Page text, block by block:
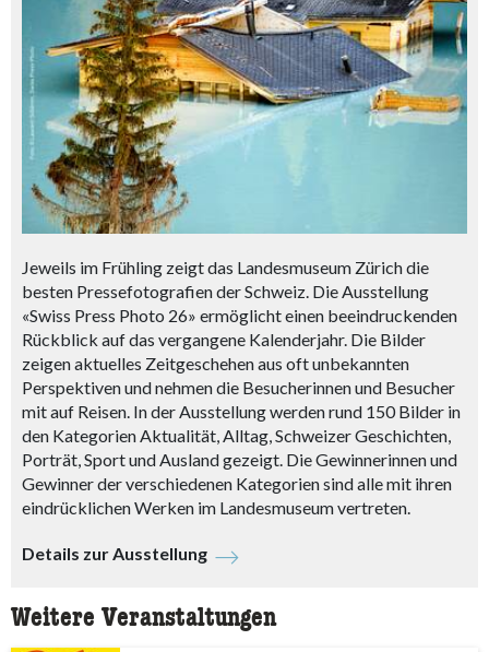
Jeweils im Frühling zeigt das Landesmuseum Zürich die
besten Pressefotografien der Schweiz. Die Ausstellung
«Swiss Press Photo 26» ermöglicht einen beeindruckenden
Rückblick auf das vergangene Kalenderjahr. Die Bilder
zeigen aktuelles Zeitgeschehen aus oft unbekannten
Perspektiven und nehmen die Besucherinnen und Besucher
mit auf Reisen. In der Ausstellung werden rund 150 Bilder in
den Kategorien Aktualität, Alltag, Schweizer Geschichten,
Porträt, Sport und Ausland gezeigt. Die Gewinnerinnen und
Gewinner der verschiedenen Kategorien sind alle mit ihren
eindrücklichen Werken im Landesmuseum vertreten.
Details zur Ausstellung
Weitere Veranstaltungen